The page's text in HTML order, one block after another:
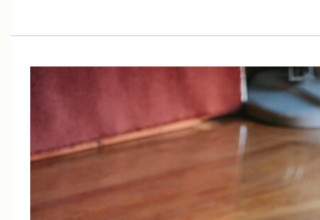
ഓര്‍മ്മ.